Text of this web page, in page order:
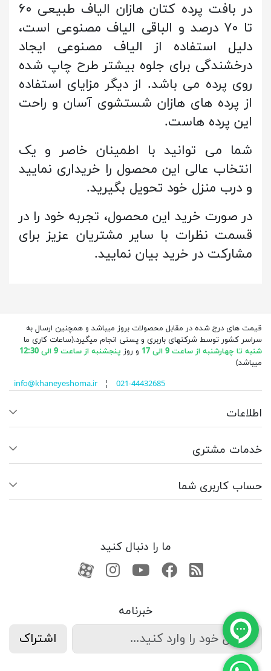
در بافت پرده کتان هازان الیاف طبیعی ۶۰
تا ۷۰ درصد و الباقی الیاف مصنوعی است،
دلیل استفاده از الیاف مصنوعی ایجاد
درخشندگی برای جلوه بیشتر طرح چاپ شده
روی پرده می باشد. از دیگر مزایای استفاده
از پرده های هازان شستشوی آسان و راحت
این پرده هاست.
شما می توانید با اطمینان خاصر و یک
انتخاب عالی این محصول را خریداری نمایید
و درب منزل خود تحویل بگیرید.
در صورت خرید این محصول، تجربه خود را در
قسمت نظرات با سایر مشتریان عزیز برای
مشارکت در خرید بیان نمایید.
قیمت های درج شده در مقابل محصولات بروز میباشد و همچنین ارسال به
سراسر کشور توسط شرکتهای باربری و پستی انجام میگیرد.(ساعات کاری ما
شنبه تا چهارشنبه از ساعت 9 الی 17
و روز پنجشنبه از ساعت 9 الی 12:30
میباشد)
info@khaneyeshoma.ir¦ 021-44432685
اطلاعات
خدمات مشتری
حساب کاربری شما
ما را دنبال کنید
RSSفیسبوکیوتیوبکانال آپارات
کانال آپارات
خبرنامه
اشتراک